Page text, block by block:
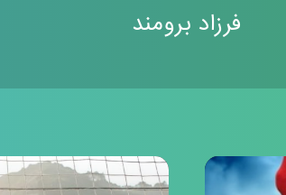
فرزاد برومند